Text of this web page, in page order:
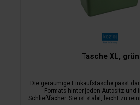
Tasche XL, grün
Die geräumige Einkaufstasche passt
Formats hinter jeden Autositz und
Schließfächer. Sie ist stabil, leicht zu